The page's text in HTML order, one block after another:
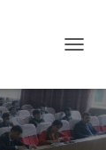
G
G
L
E